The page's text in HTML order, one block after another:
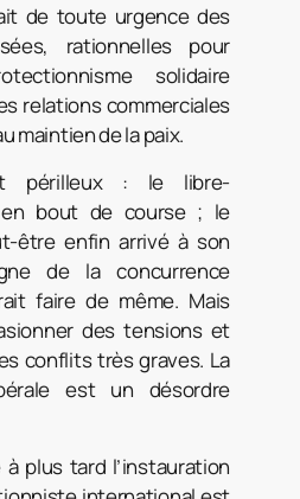
de toute urgence des
rationnelles pour
solidaire
relations commerciales
maintien de la paix.
périlleux : le libre-
bout de course ; le
être enfin arrivé à son
de la concurrence
faire de même. Mais
des tensions et
conflits très graves. La
est un désordre
plus tard l’instauration